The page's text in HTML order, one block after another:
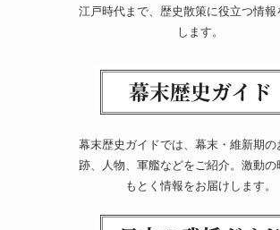
江戸時代まで、歴史散策に役立つ情報
します。
幕末歴史ガイドでは、幕末・維新期の
跡、人物、軍艦などをご紹介。激動の
もとく情報をお届けします。